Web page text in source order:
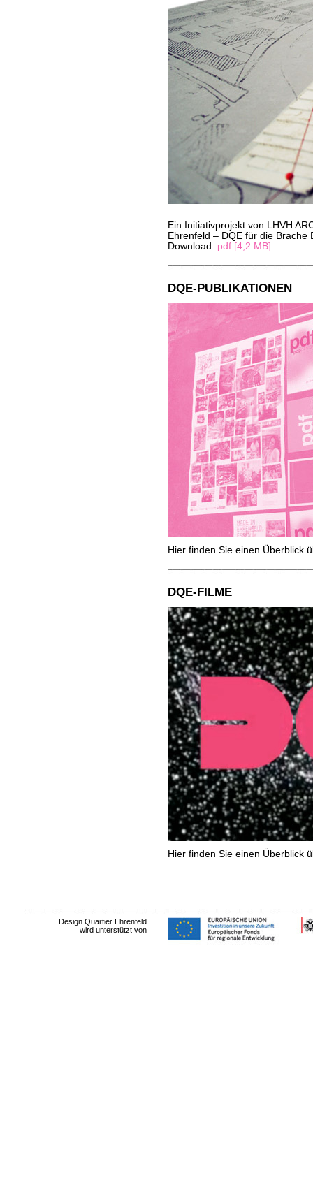
Ein Initiativprojekt von LHVH
Ehrenfeld – DQE für die
Download: pdf [4,2 MB]
DQE-PUBLIKATIONEN
Hier finden Sie einen Überblick
DQE-FILME
Hier finden Sie einen Überblick
Design Quartier Ehrenfeld
wird unterstützt von